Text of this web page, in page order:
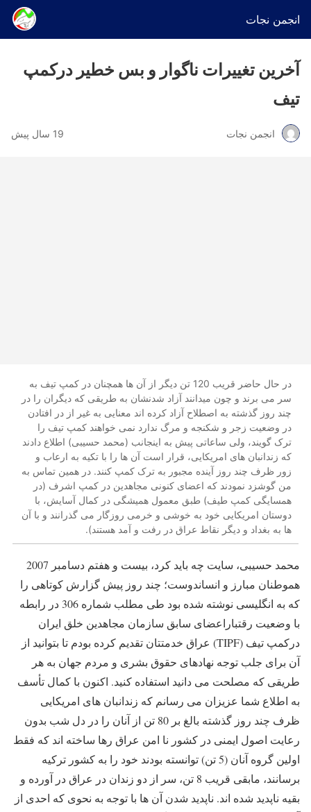
انجمن نجات
آخرین تغییرات ناگوار و بس خطیر درکمپ
تیف
انجمن نجات 19 سال پیش
در حال حاضر قریب 120 تن دیگر از آن ها همچنان در کمپ تیف به
سر می برند و چون میدانند آزاد شدنشان به طریقی که دیگران را در
چند روز گذشته به اصطلاح آزاد کرده اند معنایی به غیر از در افتادن
در وضعیت زجر و شکنجه و مرگ ندارد نمی خواهند کمپ تیف را
ترک گویند، ولی ساعاتی پیش به اینجانب (محمد حسیبی) اطلاع دادند
که زندانبان های امریکایی، قرار است آن ها را با تکیه به ارعاب و
زور ظرف چند روز آینده مجبور به ترک کمپ کنند. در همین تماس به
من گوشزد نمودند که اعضای کنونی مجاهدین در کمپ اشرف (در
همسایگی کمپ طیف) طبق معمول همیشگی در کمال آسایش، با
دوستان امریکایی خود به خوشی و خرمی روزگار می گذرانند و با آن
ها به بغداد و دیگر نقاط عراق در رفت و آمد هستند).
محمد حسیبی، سایت چه باید کرد، بیست و هفتم دسامبر 2007
هموطنان مبارز و انساندوست؛ چند روز پیش گزارش کوتاهی را
که به انگلیسی نوشته شده بود طی مطلب شماره 306 در رابطه
با وضعیت رقتباراعضای سابق سازمان مجاهدین خلق ایران
درکمپ تیف (TIPF) عراق خدمتتان تقدیم کرده بودم تا بتوانید از
آن برای جلب توجه نهادهای حقوق بشری و مردم جهان به هر
طریقی که مصلحت می دانید استفاده کنید. اکنون با کمال تأسف
به اطلاع شما عزیزان می رسانم که زندانبان های امریکایی
ظرف چند روز گذشته بالغ بر 80 تن از آنان را در دل شب بدون
رعایت اصول ایمنی در کشور نا امن عراق رها ساخته اند که فقط
اولین گروه آنان (5 تن) توانسته بودند خود را به کشور ترکیه
برسانند، مابقی قریب 8 تن، سر از دو زندان در عراق در آورده و
بقیه ناپدید شده اند. ناپدید شدن آن ها با توجه به نحوی که احدی از